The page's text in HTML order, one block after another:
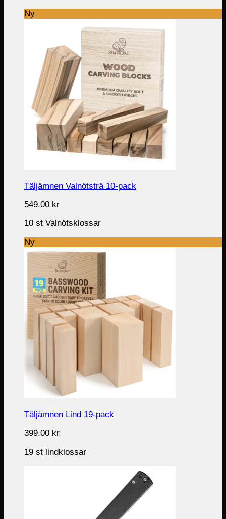
Ny
Täljämnen Valnötsträ 10-pack
549.00 kr
10 st Valnötsklossar
Ny
Täljämnen Lind 19-pack
399.00 kr
19 st lindklossar